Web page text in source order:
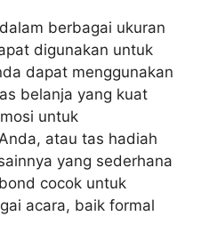
berbagai ukuran
digunakan untuk
dapat menggunakan
belanja yang kuat
untuk
atau tas hadiah
yang sederhana
cocok untuk
acara, baik formal